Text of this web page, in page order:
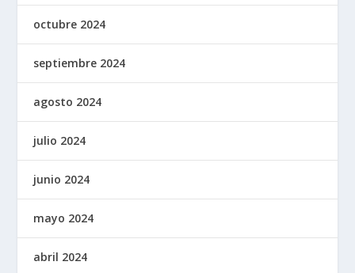
octubre 2024
septiembre 2024
agosto 2024
julio 2024
junio 2024
mayo 2024
abril 2024